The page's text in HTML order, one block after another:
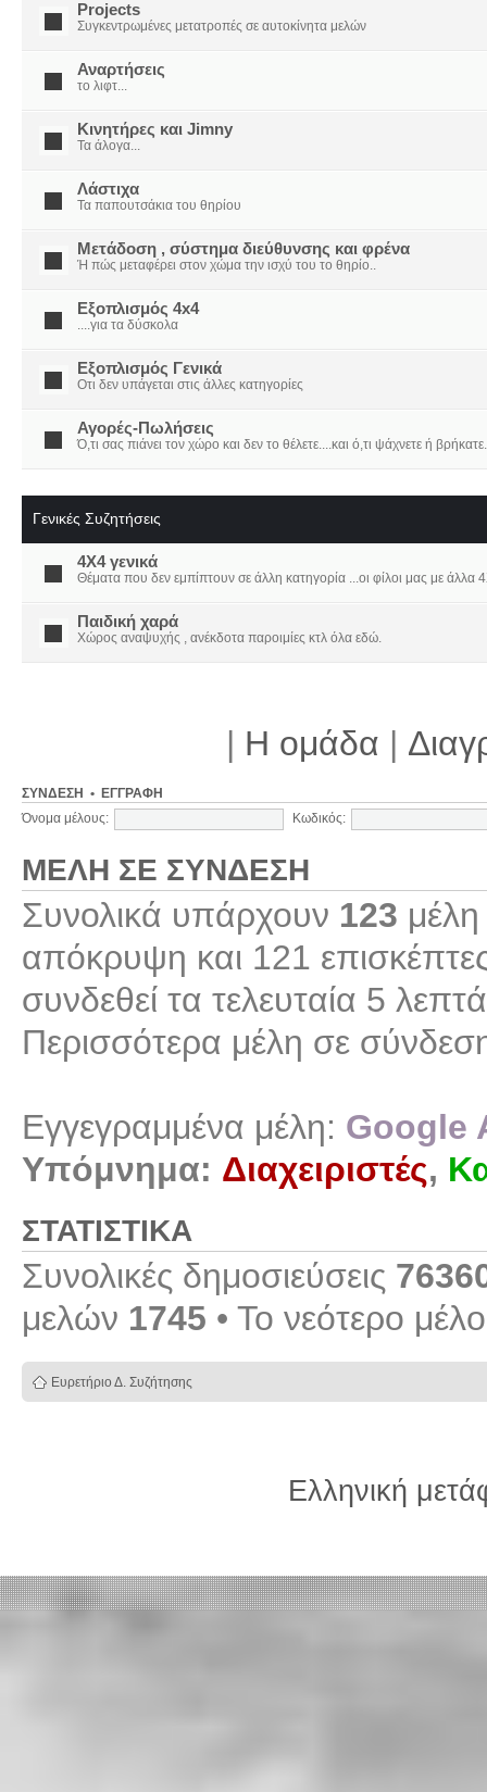
Projects
Συγκεντρωμένες μετατροπές σε αυτοκίνητα μελών
Αναρτήσεις
το λιφτ...
Κινητήρες και Jimny
Τα άλογα...
Λάστιχα
Τα παπουτσάκια του θηρίου
Μετάδοση , σύστημα διεύθυνσης και φρένα
Ή πώς μεταφέρει στον χώμα την ισχύ του το θηρίο..
Εξοπλισμός 4x4
....για τα δύσκολα
Εξοπλισμός Γενικά
Οτι δεν υπάγεται στις άλλες κατηγορίες
Αγορές-Πωλήσεις
Ό,τι σας πιάνει τον χώρο και δεν το θέλετε....και ό,τι ψάχνετε ή
Γενικές Συζητήσεις
4X4 γενικά
Θέματα που δεν εμπίπτουν σε άλλη κατηγορία ...οι φίλοι μας με άλλα
Παιδική χαρά
Χώρος αναψυχής , ανέκδοτα παροιμίες κτλ όλα εδώ.
| Η ομάδα |
ΣΎΝΔΕΣΗ • ΕΓΓΡΑΦΉ
Όνομα μέλους: Κωδικός:
ΜΈΛΗ ΣΕ ΣΎΝΔΕΣΗ
Συνολικά υπάρχουν 123
απόκρυψη και 121
συνδεθεί τα τελευταία 5
Περισσότερα μέλη σε
Εγγεγραμμένα μέλη: Google
Υπόμνημα: Διαχειριστές,
ΣΤΑΤΙΣΤΙΚΆ
Συνολικές δημοσιεύσεις
μελών 1745 • Το νεότερο
Ευρετήριο Δ. Συζήτησης
Ελληνική